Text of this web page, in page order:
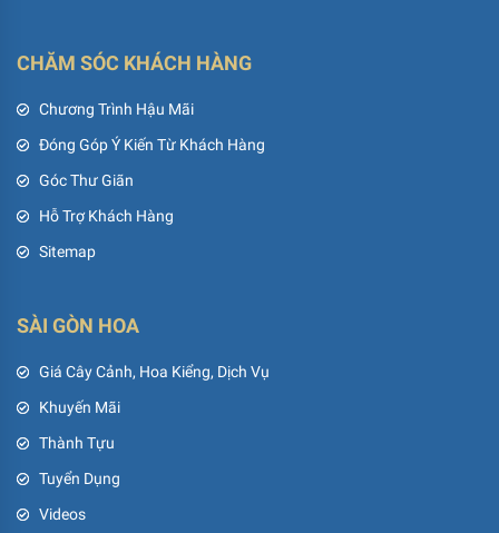
CHĂM SÓC KHÁCH HÀNG
Chương Trình Hậu Mãi
Đóng Góp Ý Kiến Từ Khách Hàng
Góc Thư Giãn
Hỗ Trợ Khách Hàng
Sitemap
SÀI GÒN HOA
Giá Cây Cảnh, Hoa Kiểng, Dịch Vụ
Khuyến Mãi
Thành Tựu
Tuyển Dụng
Videos